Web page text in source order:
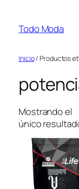
contenido
Todo Moda
Inicio/ Productos
Mostrando el
único